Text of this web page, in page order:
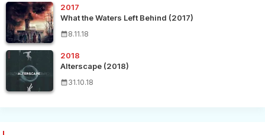
2017
What the Waters Left Behind (2017)
8.11.18
2018
Alterscape (2018)
31.10.18